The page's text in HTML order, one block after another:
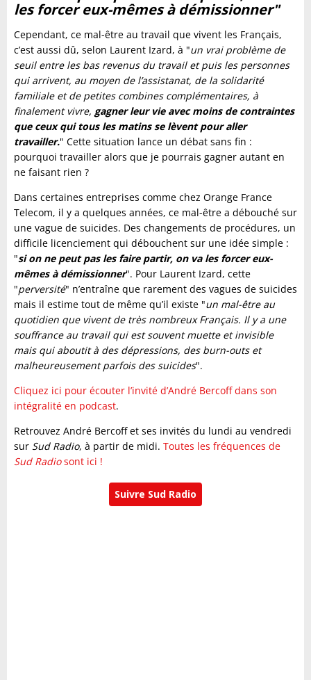
les forcer eux-mêmes à démissionner"
Cependant, ce mal-être au travail que vivent les Français,
c’est aussi dû, selon Laurent Izard, à "un vrai problème de
seuil entre les bas revenus du travail et puis les personnes
qui arrivent, au moyen de l’assistanat, de la solidarité
familiale et de petites combines complémentaires, à
finalement vivre, gagner leur vie avec moins de contraintes
que ceux qui tous les matins se lèvent pour aller
travailler." Cette situation lance un débat sans fin :
pourquoi travailler alors que je pourrais gagner autant en
ne faisant rien ?
Dans certaines entreprises comme chez Orange France
Telecom, il y a quelques années, ce mal-être a débouché sur
une vague de suicides. Des changements de procédures, un
difficile licenciement qui débouchent sur une idée simple :
"si on ne peut pas les faire partir, on va les forcer eux-
mêmes à démissionner". Pour Laurent Izard, cette
"perversité" n’entraîne que rarement des vagues de suicides
mais il estime tout de même qu’il existe "un mal-être au
quotidien que vivent de très nombreux Français. Il y a une
souffrance au travail qui est souvent muette et invisible
mais qui aboutit à des dépressions, des burn-outs et
malheureusement parfois des suicides".
Cliquez ici pour écouter l’invité d’André Bercoff dans son
intégralité en podcast.
Retrouvez André Bercoff et ses invités du lundi au vendredi
sur Sud Radio, à partir de midi. Toutes les fréquences de
Sud Radiosont ici !
Suivre Sud Radio